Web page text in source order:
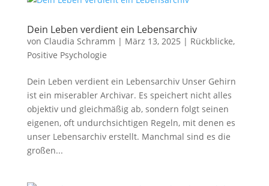
Dein Leben verdient ein Lebensarchiv
von Claudia Schramm | März 13, 2025 | Rückblicke,
Positive Psychologie
Dein Leben verdient ein Lebensarchiv Unser Gehirn
ist ein miserabler Archivar. Es speichert nicht alles
objektiv und gleichmäßig ab, sondern folgt seinen
eigenen, oft undurchsichtigen Regeln, mit denen es
unser Lebensarchiv erstellt. Manchmal sind es die
großen...